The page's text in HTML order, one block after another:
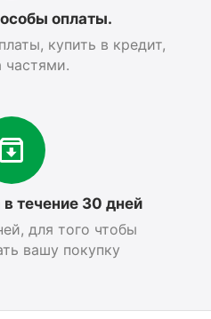
оплаты.
купить в кредит,
частями.
течение 30 дней
для того чтобы
вашу покупку